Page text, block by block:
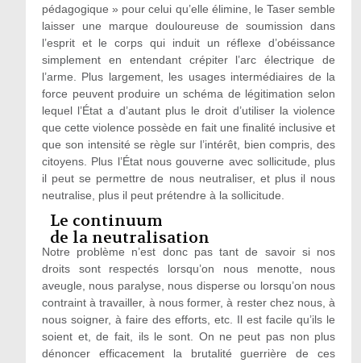
pédagogique » pour celui qu’elle élimine, le Taser semble
laisser une marque douloureuse de soumission dans
l’esprit et le corps qui induit un réflexe d’obéissance
simplement en entendant crépiter l’arc électrique de
l’arme. Plus largement, les usages intermédiaires de la
force peuvent produire un schéma de légitimation selon
lequel l’État a d’autant plus le droit d’utiliser la violence
que cette violence possède en fait une finalité inclusive et
que son intensité se règle sur l’intérêt, bien compris, des
citoyens. Plus l’État nous gouverne avec sollicitude, plus
il peut se permettre de nous neutraliser, et plus il nous
neutralise, plus il peut prétendre à la sollicitude.
Le continuum
de la neutralisation
Notre problème n’est donc pas tant de savoir si nos
droits sont respectés lorsqu’on nous menotte, nous
aveugle, nous paralyse, nous disperse ou lorsqu’on nous
contraint à travailler, à nous former, à rester chez nous, à
nous soigner, à faire des efforts, etc. Il est facile qu’ils le
soient et, de fait, ils le sont. On ne peut pas non plus
dénoncer efficacement la brutalité guerrière de ces